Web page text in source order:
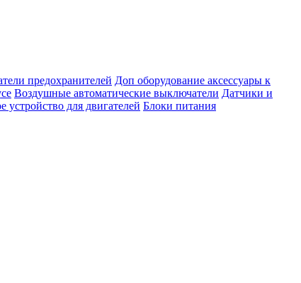
предохранителей Доп оборудование аксессуары к
Воздушные автоматические выключатели Датчики и
устройство для двигателей Блоки питания